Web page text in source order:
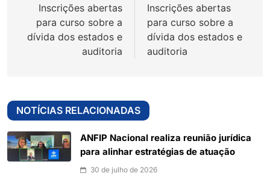
Post
Inscrições abertas
para curso sobre a
dívida dos estados e
auditoria
Inscrições abertas
para curso sobre a
dívida dos estados e
auditoria
NOTÍCIAS RELACIONADAS
ANFIP Nacional realiza reunião jurídica
para alinhar estratégias de atuação
30 de julho de 2026